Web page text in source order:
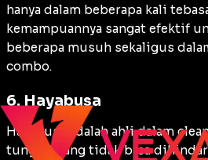
hanya dalam beberapa kali
kemampuannya sangat efektif
beberapa musuh sekaligus
combo.
6. Hayabusa
Hayabusa adalah ahli dalam
tunggal yang tidak bisa